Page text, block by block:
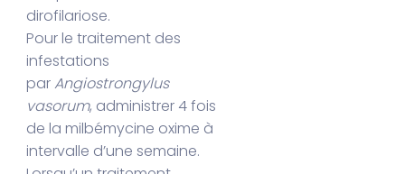
dirofilariose.
Pour le traitement des
infestations
parAngiostrongylus
vasorum, administrer 4 fois
de la milbémycine oxime à
intervalle d’une semaine.